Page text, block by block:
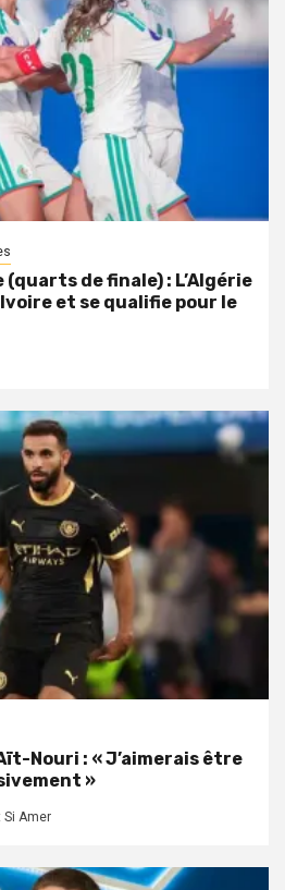
de finale) : L’Algérie
et se qualifie pour le
Nouri : « J’aimerais être
»
Si Amer